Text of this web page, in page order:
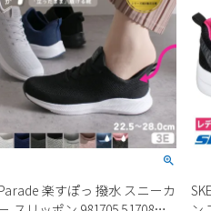
楽すぽっ 撥水 スニーカ